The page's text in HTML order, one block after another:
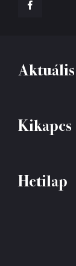
Aktuális
Kikapcs
Hetilap